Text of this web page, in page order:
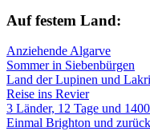
Auf fe­stem Land:
Anziehende Algarve
Sommer in Siebenbürgen
Land der Lupinen und
Reise ins Revier
3 Länder, 12 Tage und
Einmal Brighton und zurück